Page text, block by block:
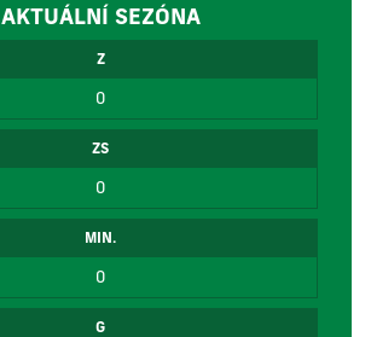
AKTUÁLNÍ SEZÓNA
Z
0
ZS
0
MIN.
0
G